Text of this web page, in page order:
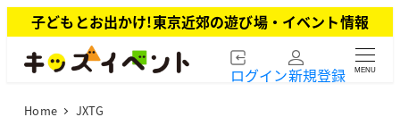
イ
子どもとお出かけ!東京近郊の遊び場・イベント情報
ログイン新規登録 MENU
Home JXTG